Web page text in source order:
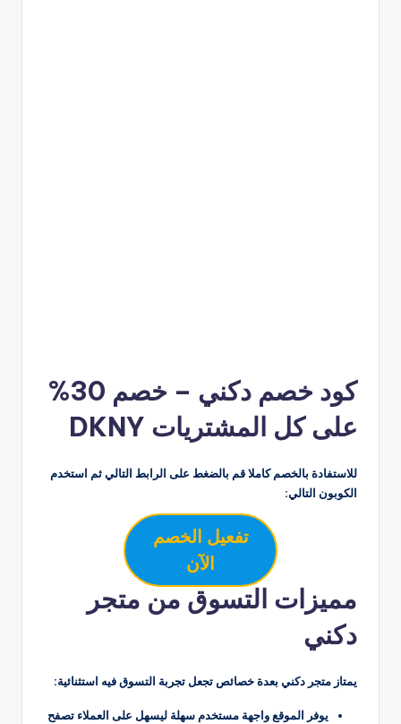
كود خصم دكني – خصم 30%
على كل المشتريات DKNY
للاستفادة بالخصم كاملا قم بالضغط على الرابط التالي ثم استخدم
الكوبون التالي:
تفعيل الخصم
الآن
مميزات التسوق من متجر
دكني
يمتاز متجر دكني بعدة خصائص تجعل تجربة التسوق فيه استثنائية:
يوفر الموقع واجهة مستخدم سهلة ليسهل على العملاء تصفح